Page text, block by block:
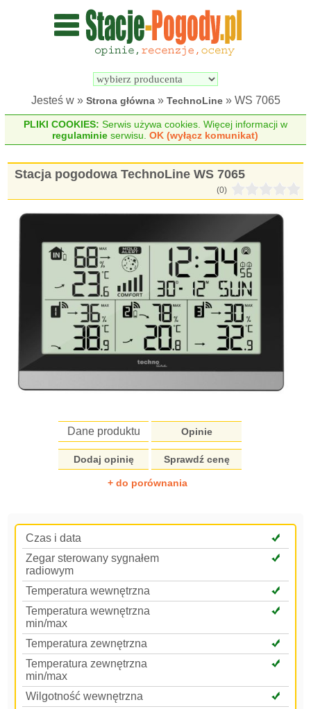
Wyszukiwarka
pogodowych
Jesteś w » Strona główna» TechnoLine» WS 7065
PLIKI COOKIES: Serwis używa cookies. Więcej informacji w
regulaminie serwisu.OK (wyłącz komunikat)
Stacja pogodowa TechnoLine WS 7065
(0)
Dane produktu Opinie
Dodaj opinię Sprawdź cenę
+ do porównania
Czas i data
Zegar sterowany sygnałem
radiowym
Temperatura wewnętrzna
Temperatura wewnętrzna
min/max
Temperatura zewnętrzna
Temperatura zewnętrzna
min/max
Wilgotność wewnętrzna